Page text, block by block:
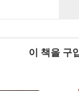
이 책을 구